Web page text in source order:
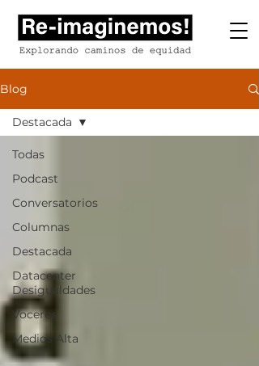
Blog
Todas
Podcast
Conversatorios
Columnas
Destacada
Datacenter
Desigualdades
Voceros
Medios Alta
Destacada